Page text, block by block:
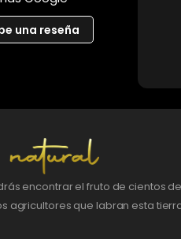
una reseña
encontrar el fruto de cientos de
agricultores que labran esta